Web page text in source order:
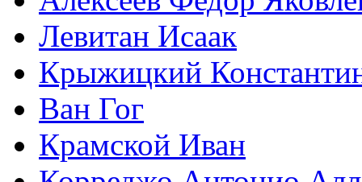
Левитан Исаак
Крыжицкий
Ван Гог
Крамской Иван